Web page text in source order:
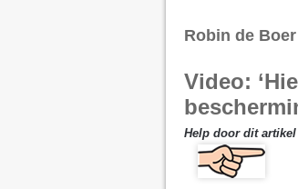
Robin de
Video:
Help door dit